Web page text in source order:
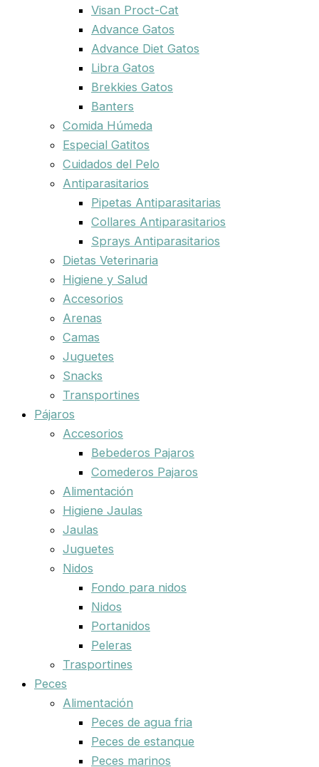
Visan Proct-Cat
Advance Gatos
Advance Diet Gatos
Libra Gatos
Brekkies Gatos
Banters
Comida Húmeda
Especial Gatitos
Cuidados del Pelo
Antiparasitarios
Pipetas Antiparasitarias
Collares Antiparasitarios
Sprays Antiparasitarios
Dietas Veterinaria
Higiene y Salud
Accesorios
Arenas
Camas
Juguetes
Snacks
Transportines
Pájaros
Accesorios
Bebederos Pajaros
Comederos Pajaros
Alimentación
Higiene Jaulas
Jaulas
Juguetes
Nidos
Fondo para nidos
Nidos
Portanidos
Peleras
Trasportines
Peces
Alimentación
Peces de agua fria
Peces de estanque
Peces marinos